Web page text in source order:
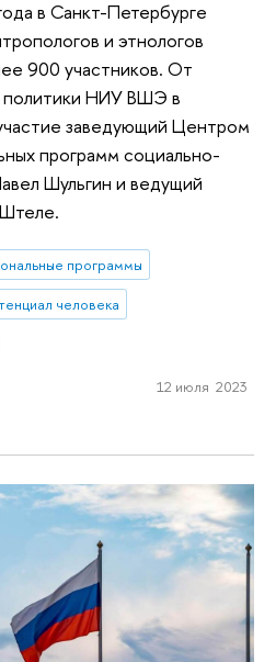
в Санкт-Петербурге
и этнологов
900 участников. От
политики НИУ ВШЭ в
заведующий Центром
программ социально-
Шульгин и ведущий
программы
человека
12 июля 2023